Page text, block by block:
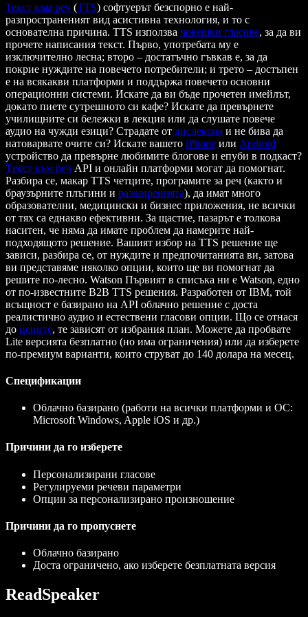
Текст към реч (TTS) софтуерът безспорно е най-
разпространеният вид асистивна технология, и то с
основателна причина. TTS използва човешки гласове, за да ви
прочете написания текст. Първо, употребата му е
изключително лесна; второ – достатъчно гъвкав е, за да
покрие нуждите на повечето потребители; и трето – достъпен
е на всякакви платформи и поддържа повечето основни
операционни системи. Искате да ви бъде прочетен имейлът,
докато пиете сутрешното си кафе? Искате да превърнете
училищните си бележки в лекция или да слушате повече
аудио на чужди езици? Страдате от дислексия и не бива да
натоварвате очите си? Искате вашето iPhone или Android
устройство да превърне любимите блогове и епуби в подкаст?
Tекст към реч API и онлайн платформи могат да помогнат.
Разбира се, макар TTS четците, програмите за реч (както и
браузърните плъгини и разширенията), да имат много
образователни, медицински и бизнес приложения, не всички
от тях са еднакво ефективни. За щастие, пазарът е толкова
наситен, че няма да имате проблем да намерите най-
подходящото решение. Вашият избор на TTS решение ще
зависи, разбира се, от нуждите и предпочитанията ви, затова
ви представяме няколко опции, които ще ви помогнат да
решите по-лесно. Watson Първият в списъка ни е Watson, едно
от по-известните B2B TTS решения. Разработен от IBM, той
всъщност е базирано на API облачно решение с доста
реалистично аудио и естествени гласови опции. Що се отнася
до цените, те зависят от избрания план. Можете да пробвате
Lite версията безплатно (но има ограничения) или да изберете
по-премиум варианти, които струват до 140 долара на месец.
Спецификации
Облачно базирано (работи на всички платформи и ОС:
Microsoft Windows, Apple iOS и др.)
Причини да го изберете
Персонализирани гласове
Регулируеми речеви параметри
Опции за персонализирано произношение
Причини да го пропуснете
Облачно базирано
Доста ограничено, ако изберете безплатната версия
ReadSpeaker